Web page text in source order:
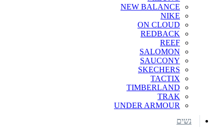
NEW BALANCE
NIKE
ON CLOUD
REDBACK
REEF
SALOMON
SAUCONY
SKECHERS
TACTIX
TIMBERLAND
TRAK
UNDER ARMOUR
נשים